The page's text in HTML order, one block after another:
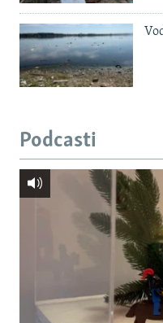
Podcasti